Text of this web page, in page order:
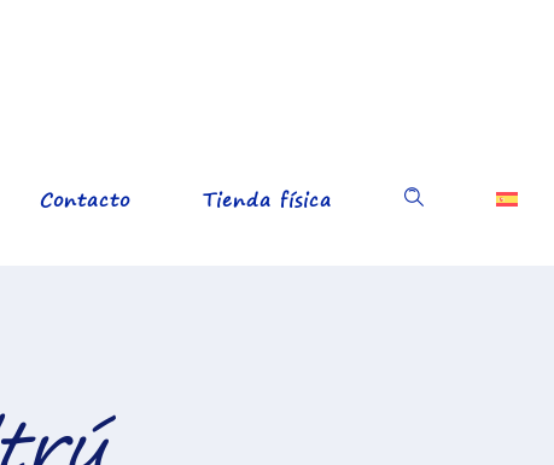
Contacto Tienda física